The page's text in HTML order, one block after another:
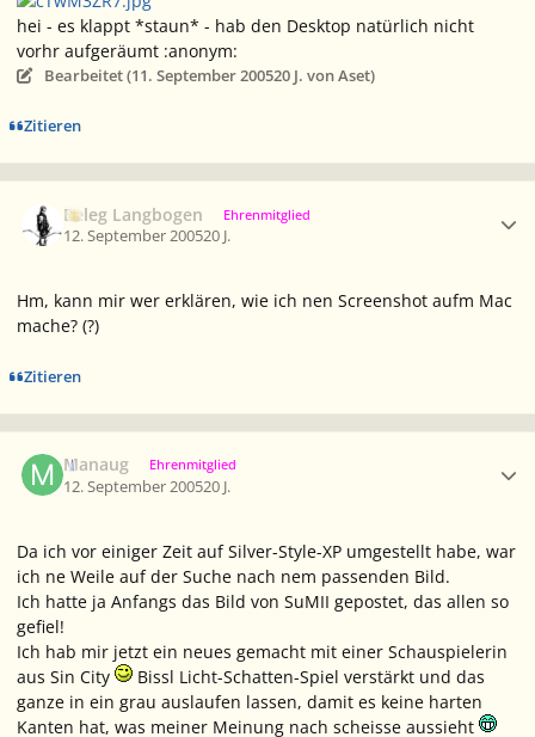
hei - es klappt *staun* - hab den Desktop natürlich nicht
vorhr aufgeräumt :anonym:
Bearbeitet (11. September 200520 J. von Aset)
Zitieren
Beleg Langbogen Ehrenmitglied
12. September 200520 J.
Hm, kann mir wer erklären, wie ich nen Screenshot aufm Mac
mache? (?)
Zitieren
Manaug Ehrenmitglied
12. September 200520 J.
Da ich vor einiger Zeit auf Silver-Style-XP umgestellt habe, war
ich ne Weile auf der Suche nach nem passenden Bild.
Ich hatte ja Anfangs das Bild von SuMII gepostet, das allen so
gefiel!
Ich hab mir jetzt ein neues gemacht mit einer Schauspielerin
aus Sin City
Bissl Licht-Schatten-Spiel verstärkt und das
ganze in ein grau auslaufen lassen, damit es keine harten
Kanten hat, was meiner Meinung nach scheisse aussieht